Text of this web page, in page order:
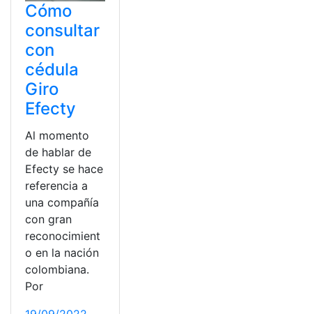
Cómo
consultar
con
cédula
Giro
Efecty
Al momento
de hablar de
Efecty se hace
referencia a
una compañía
con gran
reconocimient
o en la nación
colombiana.
Por